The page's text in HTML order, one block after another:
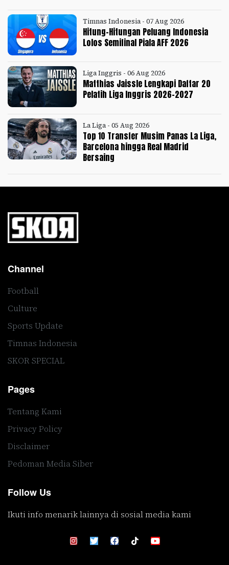
Timnas Indonesia - 07 Aug 2026
Hitung-Hitungan Peluang Indonesia
Lolos Semifinal Piala AFF 2026
Liga Inggris - 06 Aug 2026
Matthias Jaissle Lengkapi Daftar 20
Pelatih Liga Inggris 2026-2027
La Liga - 05 Aug 2026
Top 10 Transfer Musim Panas La Liga,
Barcelona hingga Real Madrid
Bersaing
Channel
Football
Culture
Sports Update
Timnas Indonesia
SKOR SPECIAL
Pages
Tentang Kami
Privacy Policy
Disclaimer
Pedoman Media Siber
Follow Us
Ikuti info menarik lainnya di sosial media kami